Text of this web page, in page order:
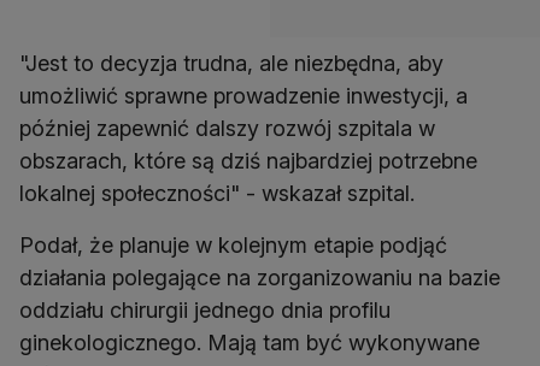
"Jest to decyzja trudna, ale niezbędna, aby
umożliwić sprawne prowadzenie inwestycji, a
później zapewnić dalszy rozwój szpitala w
obszarach, które są dziś najbardziej potrzebne
lokalnej społeczności" - wskazał szpital.
Podał, że planuje w kolejnym etapie podjąć
działania polegające na zorganizowaniu na bazie
oddziału chirurgii jednego dnia profilu
ginekologicznego. Mają tam być wykonywane